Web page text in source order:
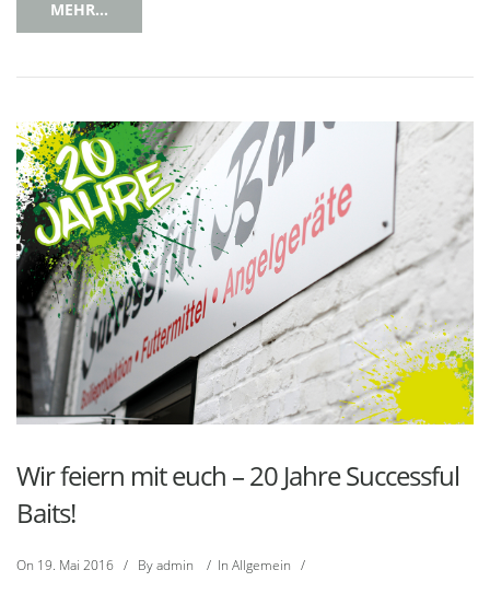
MEHR...
Wir feiern mit euch – 20 Jahre Successful
Baits!
On 19. Mai 2016 / Byadmin / In Allgemein /